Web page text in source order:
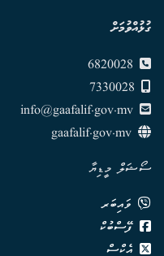
ގުޅުއްވުމަށް
info@gaafalif.gov.mv
ސޯޝަލް މީޑިޔާ
ވައިބަރ
ފޭސްބުކް
އެކްސް